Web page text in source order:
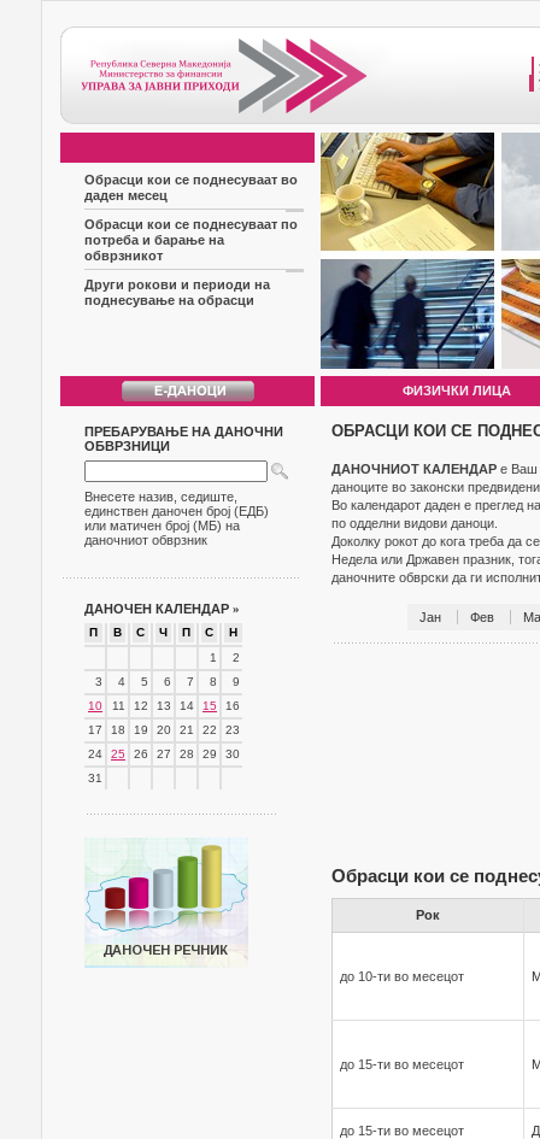
Обрасци кои се поднесуваат во
даден месец
Обрасци кои се поднесуваат по
потреба и барање на
обврзникот
Други рокови и периоди на
поднесување на обрасци
ФИЗИЧКИ ЛИЦА
ПРЕБАРУВАЊЕ НА ДАНОЧНИ
ОБВРЗНИЦИ
Внесете назив, седиште,
единствен даночен број (ЕДБ)
или матичен број (МБ) на
даночниот обврзник
ДАНОЧЕН КАЛЕНДАР »
П В С Ч П С
Н
1
2
3
4 5 6 7 8
9
10
11 12 13 14 15
16
17
18 19 20 21 22
23
24
25 26 27 28 29
30
31
ОБРАСЦИ КОИ СЕ
ДАНОЧНИОТ КАЛЕНДАР е Ваш
даноците во законски
Во календарот даден е преглед
по одделни видови даноци.
Доколку рокот до кога треба да
Недела или Државен празник,
даночните обврски да ги
Јан Фев
Обрасци кои се
Рок
до 10-ти во месецот
до 15-ти во месецот
до 15-ти во месецот